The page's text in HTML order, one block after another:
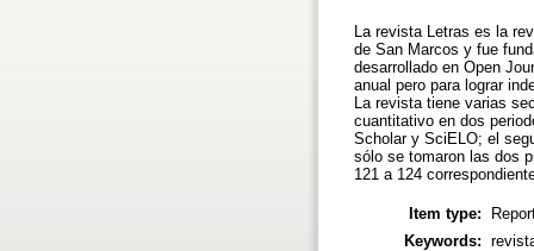
La revista Letras es la
de San Marcos y fue
desarrollado en Open
anual pero para lograr
La revista tiene varias
cuantitativo en dos
Scholar y SciELO; el
sólo se tomaron las dos
121 a 124
Item type:
Keywords: